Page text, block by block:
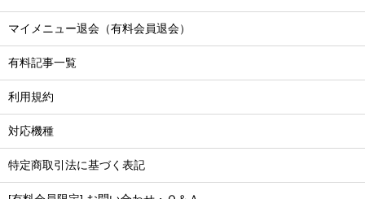
マイメニュー退会（有料会員退会）
有料記事一覧
利用規約
対応機種
特定商取引法に基づく表記